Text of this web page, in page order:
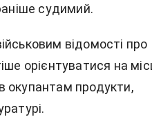
судимий.
відомості про
орієнтуватися на
окупантам продукти,